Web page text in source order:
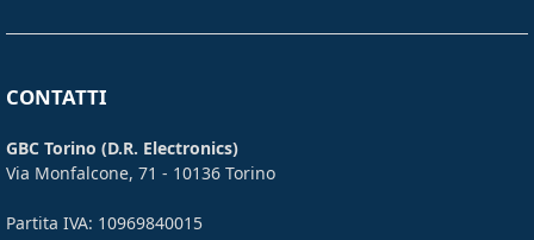
CONTATTI
GBC Torino (D.R. Electronics)
Via Monfalcone, 71 - 10136 Torino
Partita IVA: 10969840015